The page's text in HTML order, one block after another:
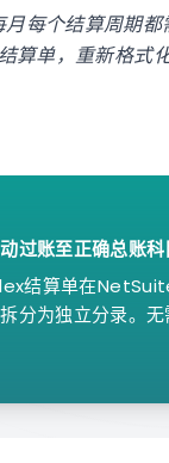
月每个结算周期
算单，重新格式
过账至正确总账科
结算单在
分为独立分录。